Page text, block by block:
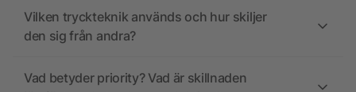
Vilken tryckteknik används och hur skiljer
den sig från andra?
Vad betyder priority? Vad är skillnaden